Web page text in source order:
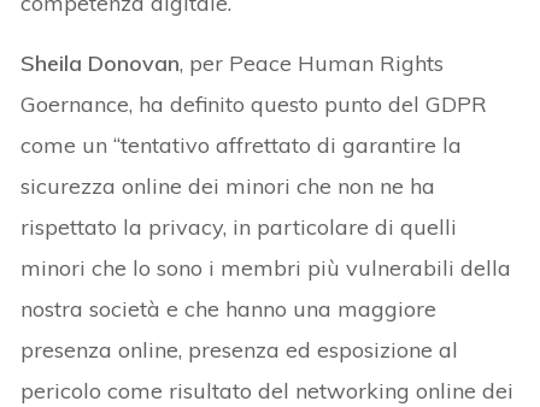
Sheila Donovan, per Peace Human Rights
Goernance, ha definito questo punto del GDPR
come un “tentativo affrettato di garantire la
sicurezza online dei minori che non ne ha
rispettato la privacy, in particolare di quelli
minori che lo sono i membri più vulnerabili della
nostra società e che hanno una maggiore
presenza online, presenza ed esposizione al
pericolo come risultato del networking online dei